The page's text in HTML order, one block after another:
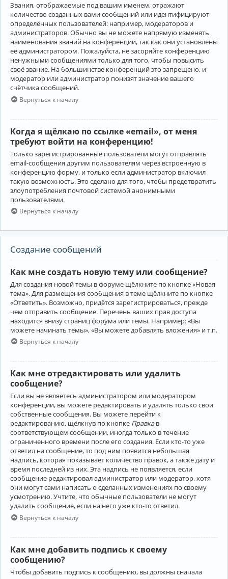
Звания, отображаемые под вашим именем, отражают
количество созданных вами сообщений или идентифицируют
определённых пользователей: например, модераторов и
администраторов. Обычно вы не можете напрямую изменять
наименования званий на конференции, так как они установлены
её администратором. Пожалуйста, не засоряйте конференцию
ненужными сообщениями только для того, чтобы повысить
своё звание. На большинстве конференций это запрещено, и
модератор или администратор понизят значение вашего
счётчика сообщений.
Вернуться к началу
Когда я щёлкаю по ссылке «email», от меня
требуют войти на конференцию!
Только зарегистрированные пользователи могут отправлять
email-сообщения другим пользователям через встроенную в
конференцию форму, и только если администратор включил
такую возможность. Это сделано для того, чтобы предотвратить
злоупотребления почтовой системой анонимными
пользователями.
Вернуться к началу
Создание сообщений
Как мне создать новую тему или сообщение?
Для создания новой темы в форуме щёлкните по кнопке «Новая
тема». Для размещения сообщения в теме щёлкните по кнопке
«Ответить». Возможно, придётся зарегистрироваться, прежде
чем отправить сообщение. Перечень ваших прав доступа
находится внизу страниц форума или темы. Например: «Вы
можете начинать темы», «Вы можете добавлять вложения» и т.п.
Вернуться к началу
Как мне отредактировать или удалить
сообщение?
Если вы не являетесь администратором или модератором
конференции, вы можете редактировать и удалять только свои
собственные сообщения. Вы можете перейти к
редактированию, щёлкнув по кнопке Правкав
соответствующем сообщении, иногда только в течение
ограниченного времени после его создания. Если кто-то уже
ответил на сообщение, то под ним появится небольшая
надпись, которая показывает количество правок, а также дату и
время последней из них. Эта надпись не появляется, если
сообщение редактировал администратор или модератор, хотя
они могут сами написать о сделанных изменениях по своему
усмотрению. Учтите, что обычные пользователи не могут
удалить сообщение, если на него уже кто-то ответил.
Вернуться к началу
Как мне добавить подпись к своему
сообщению?
Чтобы добавить подпись к сообщению, вы должны сначала